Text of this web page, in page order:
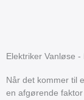
Elektriker Vanløse
Når det kommer til
en afgørende